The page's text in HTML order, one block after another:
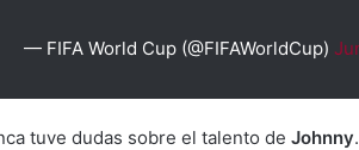
— FIFA World Cup (@FIFAWorldCup)
tuve dudas sobre el talento de Johnny